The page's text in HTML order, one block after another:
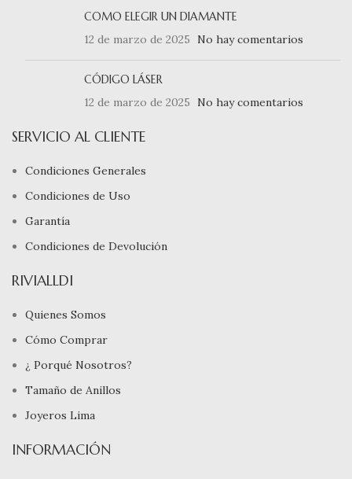
COMO ELEGIR UN DIAMANTE
12 de marzo de 2025
No hay comentarios
CÓDIGO LÁSER
12 de marzo de 2025
No hay comentarios
SERVICIO AL CLIENTE
Condiciones Generales
Condiciones de Uso
Garantía
Condiciones de Devolución
RIVIALLDI
Quienes Somos
Cómo Comprar
¿ Porqué Nosotros?
Tamaño de Anillos
Joyeros Lima
INFORMACIÓN